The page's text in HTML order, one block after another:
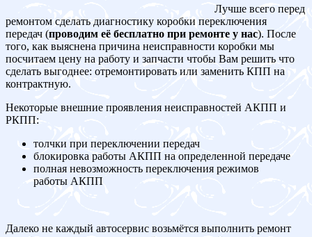
Лучше всего перед
ремонтом сделать диагностику коробки переключения
передач (проводим её бесплатно при ремонте у нас). После
того, как выяснена причина неисправности коробки мы
посчитаем цену на работу и запчасти чтобы Вам решить что
сделать выгоднее: отремонтировать или заменить КПП на
контрактную.
Некоторые внешние проявления неисправностей АКПП и
РКПП:
толчки при переключении передач
блокировка работы АКПП на определенной передаче
полная невозможность переключения режимов
работы АКПП
Далеко не каждый автосервис возьмётся выполнить ремонт